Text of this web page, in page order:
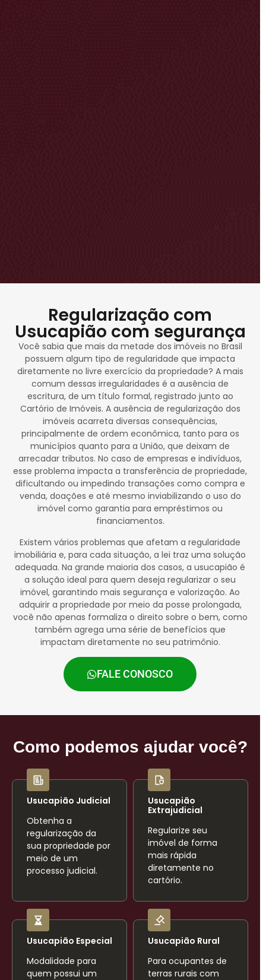
Regularização com
Usucapião com segurança
Você sabia que mais da metade dos imóveis no Brasil
possuem algum tipo de regularidade que impacta
diretamente no livre exercício da propriedade? A mais
comum dessas irregularidades é a ausência de
escritura, de um título formal, registrado junto ao
Cartório de Imóveis. A ausência de regularização dos
imóveis acarreta diversas consequências,
principalmente de ordem econômica, tanto para os
municípios quanto para a União, que deixam de
arrecadar tributos. No caso de empresas e indivíduos,
esse problema impacta a transferência de propriedade,
dificultando ou impedindo transações como compra e
venda, doações e até mesmo inviabilizando o uso do
imóvel como garantia para empréstimos ou
financiamentos.
Existem vários problemas que afetam a regularidade
imobiliária e, para cada situação, a lei traz uma solução
adequada. Na grande maioria dos casos, a usucapião é
a solução ideal para quem deseja regularizar o seu
imóvel, garantindo mais segurança e valorização. Ao
adquirir a propriedade por meio da posse prolongada,
você não apenas formaliza o direito sobre o bem, como
também agrega uma série de benefícios que
impactam diretamente no seu patrimônio.
FALE CONOSCO
Como podemos ajudar você?
Usucapião Judicial
Obtenha a
regularização da
sua propriedade por
meio de um
processo judicial.
Usucapião
Extrajudicial
Regularize seu
imóvel de forma
mais rápida
diretamente no
cartório.
Usucapião Especial
Modalidade para
quem possui um
Usucapião Rural
Para ocupantes de
terras rurais com